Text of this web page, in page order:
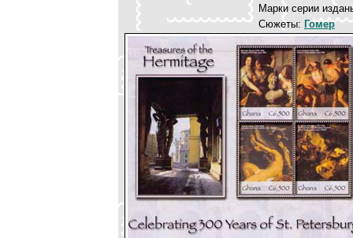
Марки серии
Сюжеты: Гомер